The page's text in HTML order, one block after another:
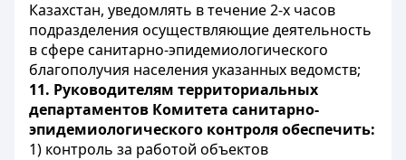
Казахстан, уведомлять в течение 2-х часов
подразделения осуществляющие деятельность
в сфере санитарно-эпидемиологического
благополучия населения указанных ведомств;
11. Руководителям территориальных
департаментов Комитета санитарно-
эпидемиологического контроля обеспечить:
1) контроль за работой объектов